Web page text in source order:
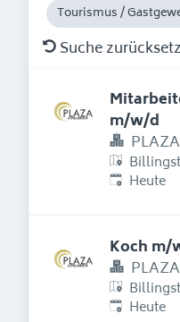
Tourismus /
Suche
m/w/d
Erschienen
Heute
Koch m/
Erschienen
Heute